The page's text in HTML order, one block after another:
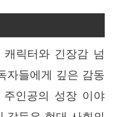
릭터와 긴장감 넘
자들에게 깊은 감동
인공의 성장 이야